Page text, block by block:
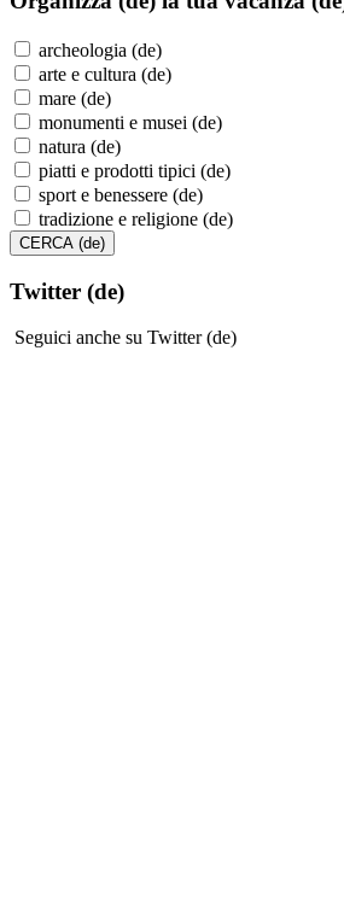
archeologia (de)
arte e cultura (de)
mare (de)
monumenti e musei (de)
natura (de)
piatti e prodotti tipici (de)
sport e benessere (de)
tradizione e religione (de)
Twitter (de)
Seguici anche su Twitter (de)